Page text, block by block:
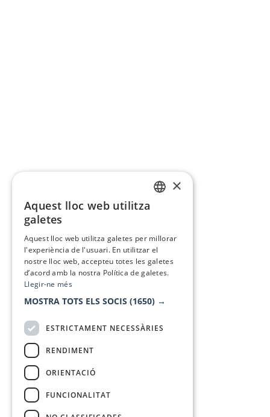
×
Aquest lloc web utilitza
galetes
Aquest lloc web utilitza galetes per millorar
l'experiència de l'usuari. En utilitzar el
nostre lloc web, accepteu totes les galetes
d’acord amb la nostra Política de galetes.
Llegir-ne més
MOSTRA TOTS ELS SOCIS (1650) →
ESTRICTAMENT NECESSÀRIES
RENDIMENT
ORIENTACIÓ
FUNCIONALITAT